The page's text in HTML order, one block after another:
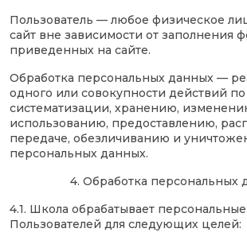
Пользователь — любое физическое
сайт вне зависимости от заполнения
приведенных на сайте.
Обработка персональных данных —
одного или совокупности действий по
систематизации, хранению,
использованию, предоставлению,
передаче, обезличиванию и
персональных данных.
4. Обработка персональных
4.1. Школа обрабатывает
Пользователей для следующих целей: